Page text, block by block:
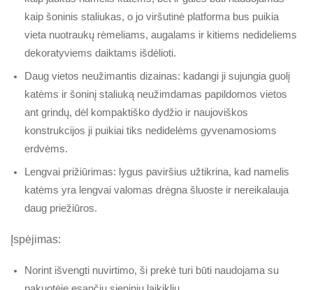
kaip šoninis staliukas, o jo viršutinė platforma bus puikia
vieta nuotraukų rėmeliams, augalams ir kitiems nedideliems
dekoratyviems daiktams išdėlioti.
Daug vietos neužimantis dizainas: kadangi ji sujungia guolį
katėms ir šoninį staliuką neužimdamas papildomos vietos
ant grindų, dėl kompaktiško dydžio ir naujoviškos
konstrukcijos ji puikiai tiks nedidelėms gyvenamosioms
erdvėms.
Lengvai prižiūrimas: lygus paviršius užtikrina, kad namelis
katėms yra lengvai valomas drėgna šluoste ir nereikalauja
daug priežiūros.
Įspėjimas:
Norint išvengti nuvirtimo, ši prekė turi būti naudojama su